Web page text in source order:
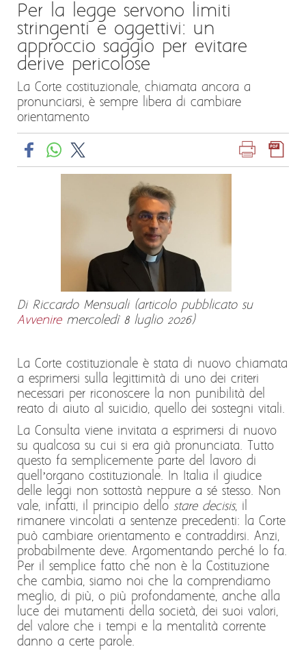
Per la legge servono limiti
stringenti e oggettivi: un
approccio saggio per evitare
derive pericolose
La Corte costituzionale, chiamata ancora a
pronunciarsi, è sempre libera di cambiare
orientamento
Di Riccardo Mensuali (articolo pubblicato su
Avveniremercoledì 8 luglio 2026)
La Corte costituzionale è stata di nuovo chiamata
a esprimersi sulla legittimità di uno dei criteri
necessari per riconoscere la non punibilità del
reato di aiuto al suicidio, quello dei sostegni vitali.
La Consulta viene invitata a esprimersi di nuovo
su qualcosa su cui si era già pronunciata. Tutto
questo fa semplicemente parte del lavoro di
quell’organo costituzionale. In Italia il giudice
delle leggi non sottostà neppure a sé stesso. Non
vale, infatti, il principio dello stare decisis, il
rimanere vincolati a sentenze precedenti: la Corte
può cambiare orientamento e contraddirsi. Anzi,
probabilmente deve. Argomentando perché lo fa.
Per il semplice fatto che non è la Costituzione
che cambia, siamo noi che la comprendiamo
meglio, di più, o più profondamente, anche alla
luce dei mutamenti della società, dei suoi valori,
del valore che i tempi e la mentalità corrente
danno a certe parole.